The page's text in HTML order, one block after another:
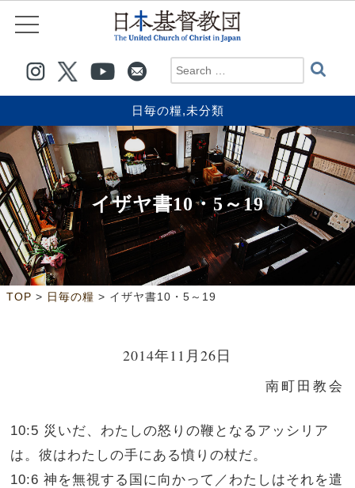
日毎の糧,未分類
イザヤ書10・5～19
TOP > 日毎の糧 > イザヤ書10・5～19
2014年11月26日
南町田教会
10:5 災いだ、わたしの怒りの鞭となるアッシリア
は。彼はわたしの手にある憤りの杖だ。
10:6 神を無視する国に向かって／わたしはそれを遣